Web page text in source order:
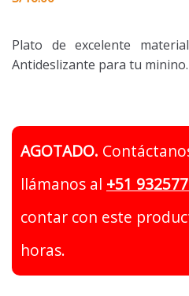
Plato de excelente
Antideslizante para tu minino.
AGOTADO.
llámanos al +51
contar con este
horas.